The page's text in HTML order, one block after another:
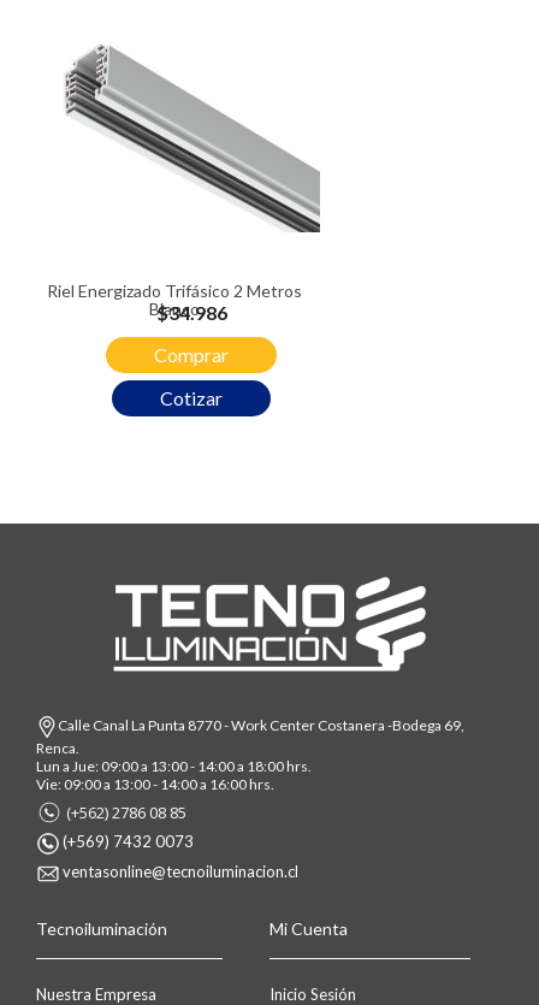
Riel Energizado Trifásico 2 Metros
Blanco
Cotizar
Precio
$34.986
Comprar
Calle Canal La Punta 8770 - Work Center Costanera -Bodega 69,
Renca.
Lun a Jue: 09:00 a 13:00 - 14:00 a 18:00 hrs.
Vie: 09:00 a 13:00 - 14:00 a 16:00 hrs.
(+562) 2786 08 85
(+569) 7432 0073
ventasonline@tecnoiluminacion.cl
Tecnoiluminación
Nuestra Empresa
Mi Cuenta
Inicio Sesión